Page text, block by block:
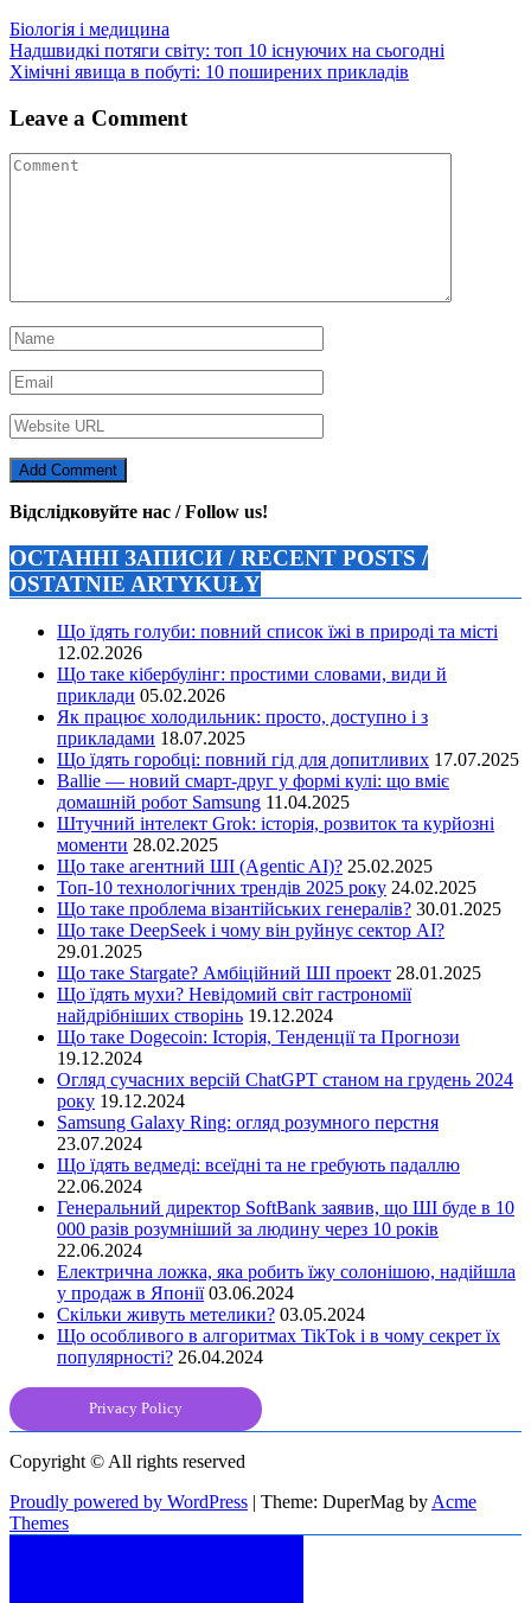
Біологія і медицина
Навігація
записів
Надшвидкі потяги світу: топ 10 існуючих на сьогодні
Хімічні явища в побуті: 10 поширених прикладів
Leave a Comment
Відслідковуйте нас / Follow us!
ОСТАННІ ЗАПИСИ / RECENT POSTS /
OSTATNIE ARTYKUŁY
Що їдять голуби: повний список їжі в природі та місті
12.02.2026
Що таке кібербулінг: простими словами, види й
приклади 05.02.2026
Як працює холодильник: просто, доступно і з
прикладами 18.07.2025
Що їдять горобці: повний гід для допитливих 17.07.2025
Ballie — новий смарт-друг у формі кулі: що вміє
домашній робот Samsung 11.04.2025
Штучний інтелект Grok: історія, розвиток та курйозні
моменти 28.02.2025
Що таке агентний ШІ (Agentic AI)? 25.02.2025
Топ-10 технологічних трендів 2025 року 24.02.2025
Що таке проблема візантійських генералів? 30.01.2025
Що таке DeepSeek і чому він руйнує сектор АІ?
29.01.2025
Що таке Stargate? Амбіційний ШІ проект 28.01.2025
Що їдять мухи? Невідомий світ гастрономії
найдрібніших створінь 19.12.2024
Що таке Dogecoin: Історія, Тенденції та Прогнози
19.12.2024
Огляд сучасних версій ChatGPT станом на грудень 2024
року 19.12.2024
Samsung Galaxy Ring: огляд розумного перстня
23.07.2024
Що їдять ведмеді: всеїдні та не гребують падаллю
22.06.2024
Генеральний директор SoftBank заявив, що ШІ буде в 10
000 разів розумніший за людину через 10 років
22.06.2024
Електрична ложка, яка робить їжу солонішою, надійшла
у продаж в Японії 03.06.2024
Скільки живуть метелики? 03.05.2024
Що особливого в алгоритмах TikTok і в чому секрет їх
популярності? 26.04.2024
Privacy Policy
Copyright © All rights reserved
Proudly powered by WordPress | Theme: DuperMag by Acme
Themes